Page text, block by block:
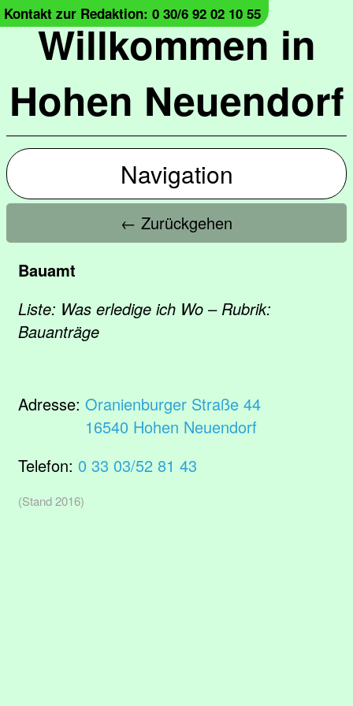
Willkommen in
Hohen Neuendorf
Kontakt zur Redaktion: 0 30/6 92 02 10 55
Navigation
← Zurückgehen
Bauamt
Liste: Was erledige ich Wo – Rubrik:
Bauanträge
Adresse: Oranienburger Straße 44
16540 Hohen Neuendorf
Telefon: 0 33 03/52 81 43
(Stand 2016)